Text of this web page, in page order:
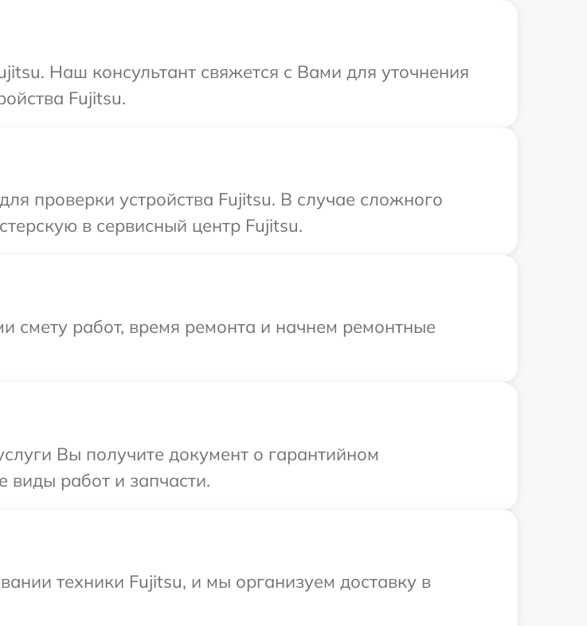
Наш консультант свяжется с Вами для уточнения
Fujitsu.
проверки устройства Fujitsu. В случае сложного
в сервисный центр Fujitsu.
смету работ, время ремонта и начнем ремонтные
Вы получите документ о гарантийном
виды работ и запчасти.
техники Fujitsu, и мы организуем доставку в